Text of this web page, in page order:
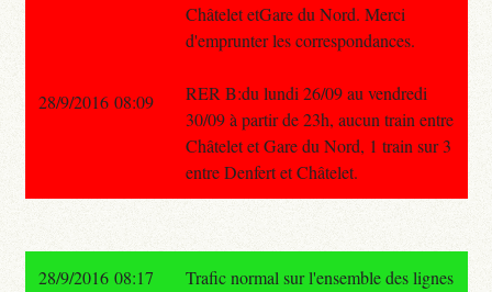
Châtelet etGare du Nord. Merci
d'emprunter les correspondances.
RER B:du lundi 26/09 au vendredi
30/09 à partir de 23h, aucun train entre
Châtelet et Gare du Nord, 1 train sur 3
entre Denfert et Châtelet.
28/9/2016 08:09
28/9/2016 08:17
Trafic normal sur l'ensemble des lignes